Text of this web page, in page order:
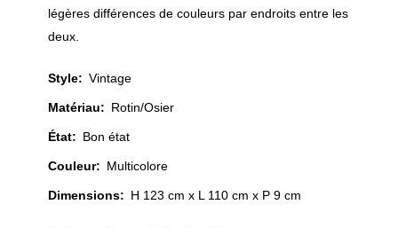
légères différences de couleurs par endroits entre les
deux.
Style: Vintage
Matériau: Rotin/Osier
État: Bon état
Couleur: Multicolore
Dimensions: H 123 cm x L 110 cm x P 9 cm